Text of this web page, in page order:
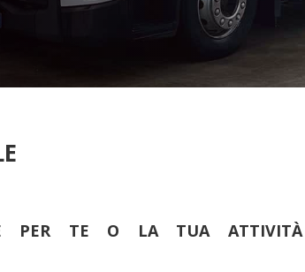
PER TE O LA TUA ATTIVITÀ